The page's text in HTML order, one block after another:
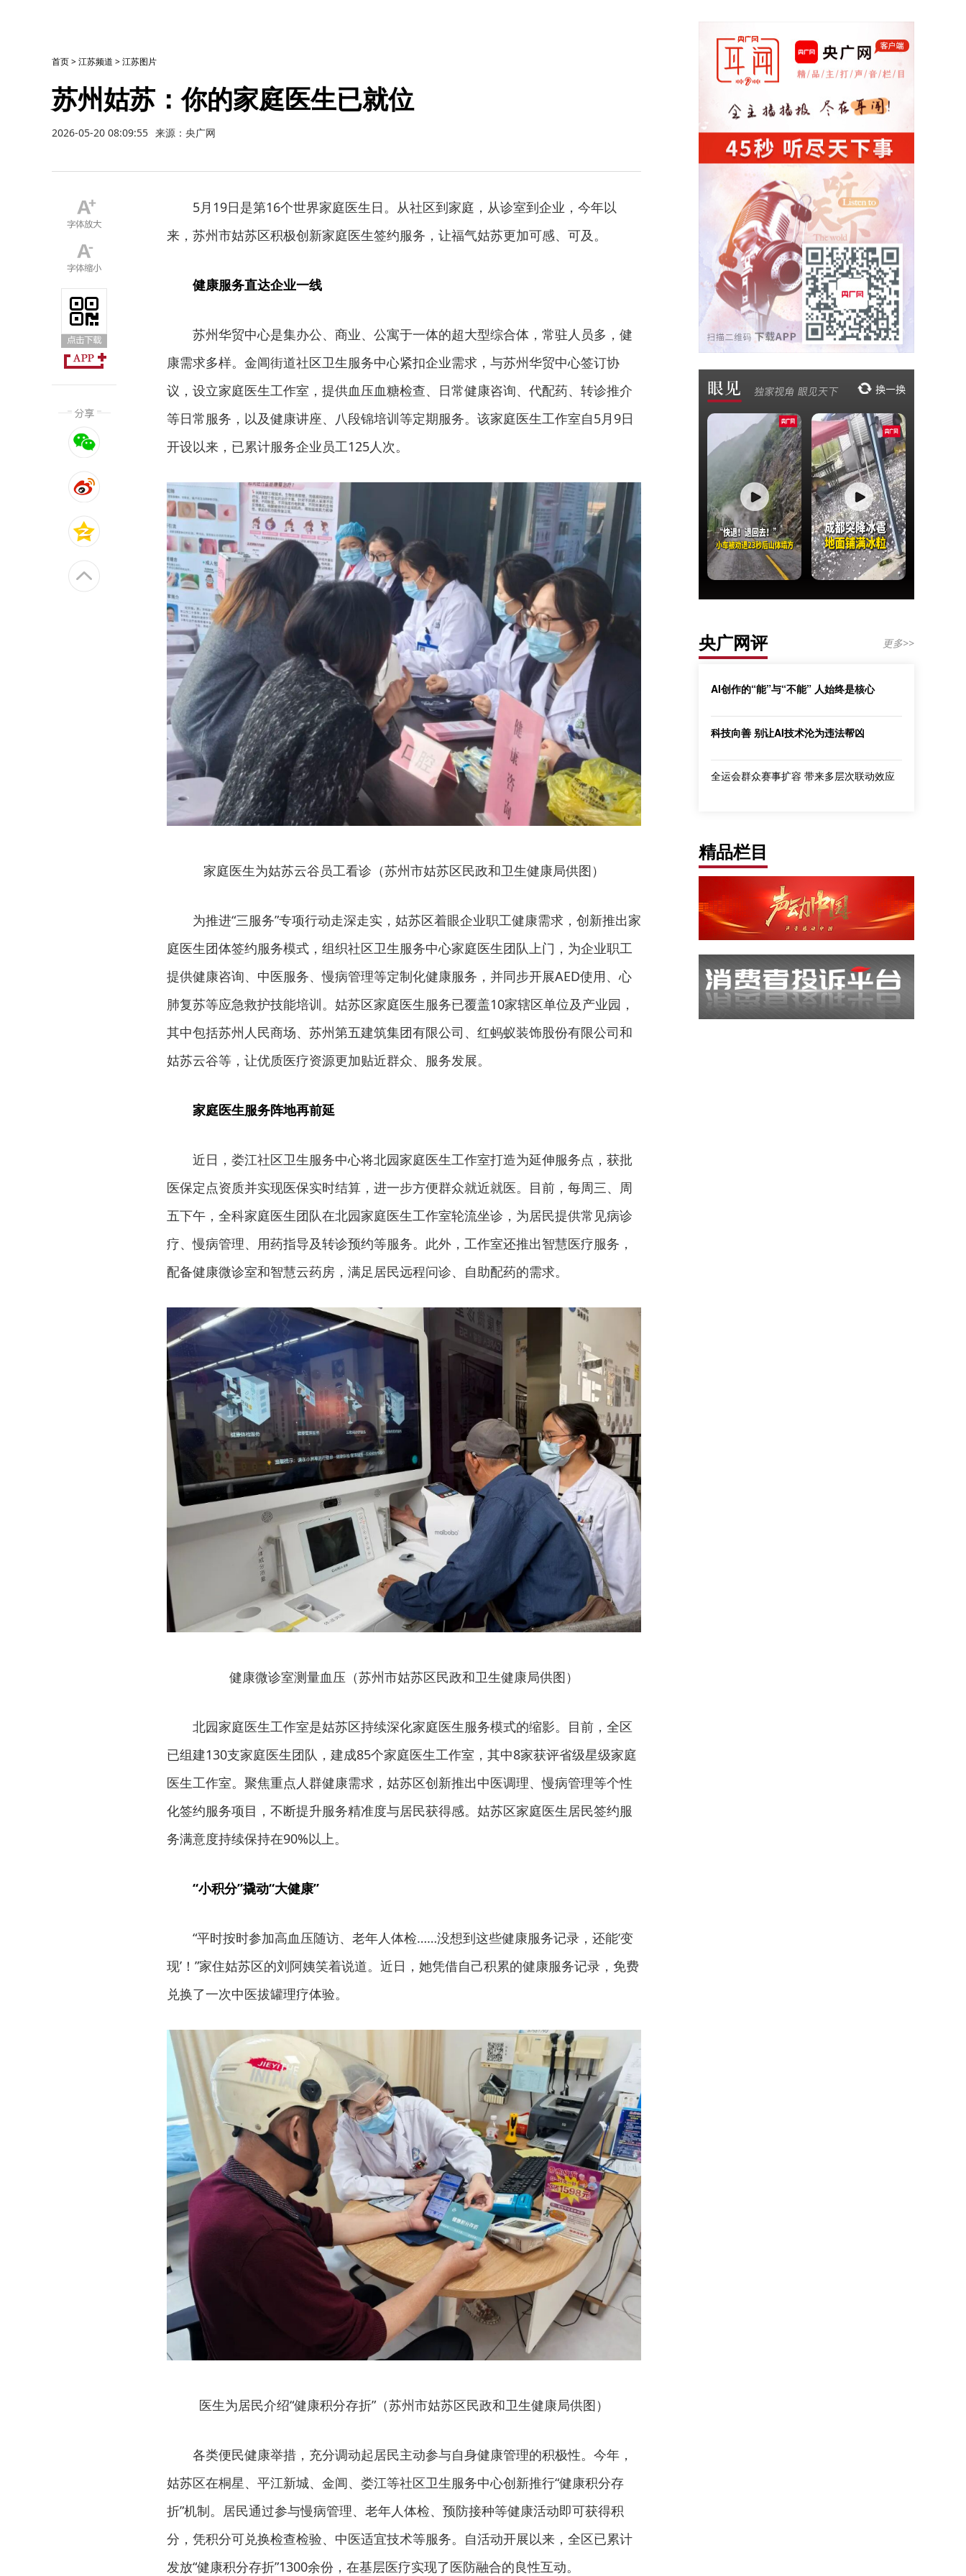
首页>江苏频道 >江苏图片
苏州姑苏：你的家庭医生已就位
2026-05-20 08:09:55 来源：央广网
5月19日是第16个世界家庭医生日。从社区到家庭，从诊室到企业，今年以
来，苏州市姑苏区积极创新家庭医生签约服务，让福气姑苏更加可感、可及。
健康服务直达企业一线
苏州华贸中心是集办公、商业、公寓于一体的超大型综合体，常驻人员多，健
康需求多样。金阊街道社区卫生服务中心紧扣企业需求，与苏州华贸中心签订协
议，设立家庭医生工作室，提供血压血糖检查、日常健康咨询、代配药、转诊推介
等日常服务，以及健康讲座、八段锦培训等定期服务。该家庭医生工作室自5月9日
开设以来，已累计服务企业员工125人次。
家庭医生为姑苏云谷员工看诊（苏州市姑苏区民政和卫生健康局供图）
为推进“三服务”专项行动走深走实，姑苏区着眼企业职工健康需求，创新推出家
庭医生团体签约服务模式，组织社区卫生服务中心家庭医生团队上门，为企业职工
提供健康咨询、中医服务、慢病管理等定制化健康服务，并同步开展AED使用、心
肺复苏等应急救护技能培训。姑苏区家庭医生服务已覆盖10家辖区单位及产业园，
其中包括苏州人民商场、苏州第五建筑集团有限公司、红蚂蚁装饰股份有限公司和
姑苏云谷等，让优质医疗资源更加贴近群众、服务发展。
家庭医生服务阵地再前延
近日，娄江社区卫生服务中心将北园家庭医生工作室打造为延伸服务点，获批
医保定点资质并实现医保实时结算，进一步方便群众就近就医。目前，每周三、周
五下午，全科家庭医生团队在北园家庭医生工作室轮流坐诊，为居民提供常见病诊
疗、慢病管理、用药指导及转诊预约等服务。此外，工作室还推出智慧医疗服务，
配备健康微诊室和智慧云药房，满足居民远程问诊、自助配药的需求。
健康微诊室测量血压（苏州市姑苏区民政和卫生健康局供图）
北园家庭医生工作室是姑苏区持续深化家庭医生服务模式的缩影。目前，全区
已组建130支家庭医生团队，建成85个家庭医生工作室，其中8家获评省级星级家庭
医生工作室。聚焦重点人群健康需求，姑苏区创新推出中医调理、慢病管理等个性
化签约服务项目，不断提升服务精准度与居民获得感。姑苏区家庭医生居民签约服
务满意度持续保持在90%以上。
“小积分”撬动“大健康”
“平时按时参加高血压随访、老年人体检……没想到这些健康服务记录，还能‘变
现’！”家住姑苏区的刘阿姨笑着说道。近日，她凭借自己积累的健康服务记录，免费
兑换了一次中医拔罐理疗体验。
医生为居民介绍“健康积分存折”（苏州市姑苏区民政和卫生健康局供图）
各类便民健康举措，充分调动起居民主动参与自身健康管理的积极性。今年，
姑苏区在桐星、平江新城、金阊、娄江等社区卫生服务中心创新推行“健康积分存
折”机制。居民通过参与慢病管理、老年人体检、预防接种等健康活动即可获得积
分，凭积分可兑换检查检验、中医适宜技术等服务。自活动开展以来，全区已累计
发放“健康积分存折”1300余份，在基层医疗实现了医防融合的良性互动。
央广网评 更多>>
AI创作的“能”与“不能” 人始终是核心
科技向善 别让AI技术沦为违法帮凶
全运会群众赛事扩容 带来多层次联动效应
精品栏目